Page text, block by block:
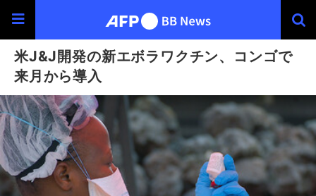
米J&J開発の新エボラワクチン、コンゴで
来月から導入